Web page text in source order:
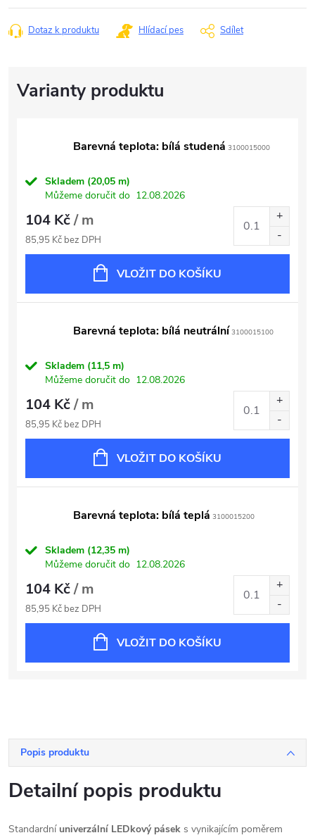
Dotaz k produktu Hlídací pes Sdílet
Barevná teplota: bílá studená 3100015000
Skladem (20,05 m)
Můžeme doručit do 12.08.2026
104 Kč/ m
85,95 Kč bez DPH
VLOŽIT DO KOŠÍKU
Barevná teplota: bílá neutrální 3100015100
Skladem (11,5 m)
Můžeme doručit do 12.08.2026
104 Kč/ m
85,95 Kč bez DPH
VLOŽIT DO KOŠÍKU
Barevná teplota: bílá teplá 3100015200
Skladem (12,35 m)
Můžeme doručit do 12.08.2026
104 Kč/ m
85,95 Kč bez DPH
VLOŽIT DO KOŠÍKU
Popis produktu
Detailní popis produktu
Standardní univerzální LEDkový pásek s vynikajícím poměrem